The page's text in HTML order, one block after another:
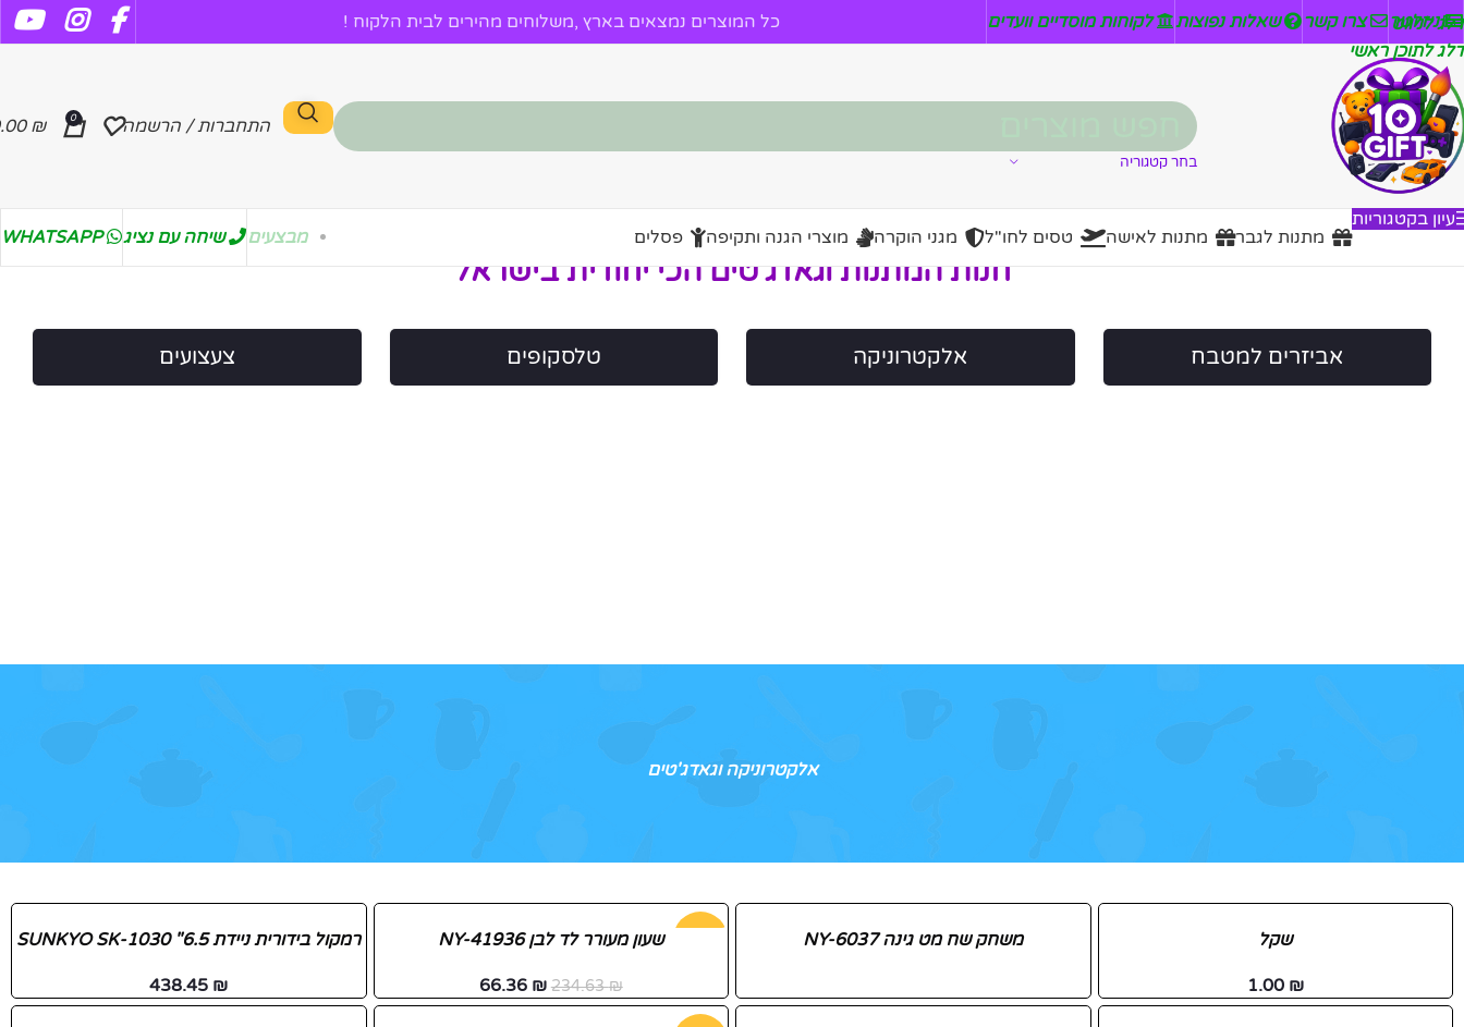
דלג לניווט
דלג לתוכן ראשי
ניזלטר צרו קשר שאלות נפוצות לקוחות מוסדיים וועדים כל המוצרים נמצאים בארץ ,משלוחים מהירים לבית הלקוח !
בחר קטגוריה
התחברות / הרשמה 0
₪
עיון בקטגוריות
מתנות לגבר
מתנות לאישה טסים לחו"ל מגני הוקרה מוצרי הגנה ותקיפה פסלים מבצעים שיחה עם נציג WHATSAPP
חנות המתנות וגאדג'טים הכי יחודית בישראל
אביזרים למטבח אלקטרוניקה טלסקופים צעצועים
אלקטרוניקה וגאדג'טים
שקל
1.00 ₪
משחק שח מט גינה NY-6037 שעון מעורר לד לבן NY-41936
234.63₪
66.36 ₪
רמקול בידורית ניידת SUNKYO SK-1030 "6.5
438.45 ₪